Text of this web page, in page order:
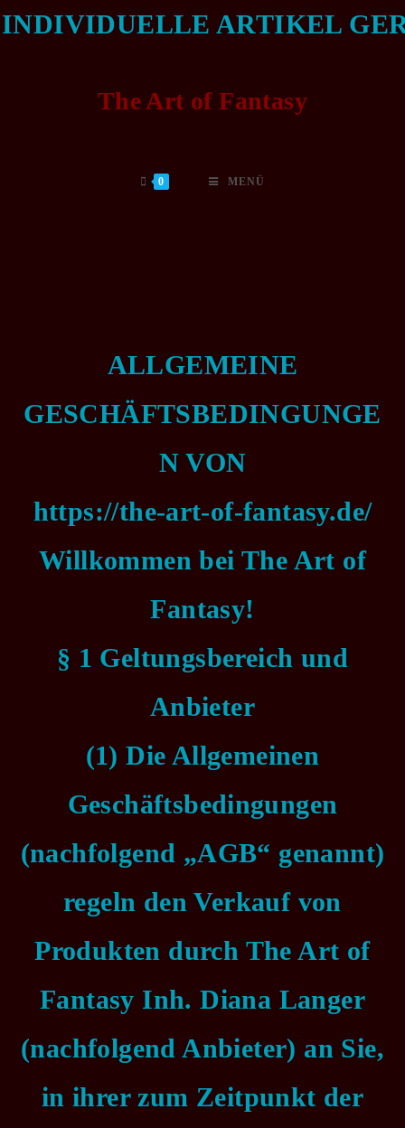
Inhalt
ARTIKEL GERNE
The Art of Fantasy
0 MENÜ
ALLGEMEINE
GESCHÄFTSBEDINGUNGE
N VON
https://the-art-of-fantasy.de/
Willkommen bei The Art of
Fantasy!
§ 1 Geltungsbereich und
Anbieter
(1) Die Allgemeinen
Geschäftsbedingungen
(nachfolgend „AGB“ genannt)
regeln den Verkauf von
Produkten durch The Art of
Fantasy Inh. Diana Langer
(nachfolgend Anbieter) an Sie,
in ihrer zum Zeitpunkt der